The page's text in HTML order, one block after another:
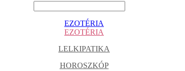
EZOTÉRIA
EZOTÉRIA
LELKIPATIKA
HOROSZKÓP